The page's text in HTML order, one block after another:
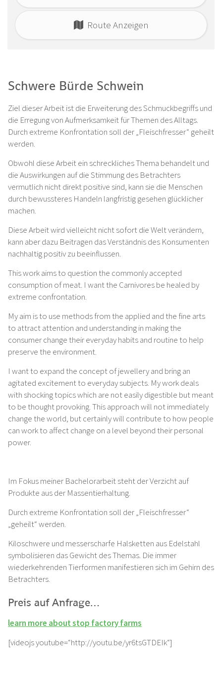
Route Anzeigen
Schwere Bürde Schwein
Ziel dieser Arbeit ist die Erweiterung des Schmuckbegriffs und
die Erregung von Aufmerksamkeit für Themen des Alltags.
Durch extreme Konfrontation soll der „Fleischfresser“ geheilt
werden.
Obwohl diese Arbeit ein schreckliches Thema behandelt und
die Auswirkungen auf die Stimmung des Betrachters
vermutlich nicht direkt positive sind, kann sie die Menschen
durch bewussteres Handeln langfristig gesehen glücklicher
machen.
Diese Arbeit wird vielleicht nicht sofort die Welt verändern,
kann aber dazu Beitragen das Verständnis des Konsumenten
nachhaltig positiv zu beeinflussen.
This work aims to question the commonly accepted
consumption of meat. I want the Carnivores be healed by
extreme confrontation.
My aim is to use methods from the applied and the fine arts
to attract attention and understanding in making the
consumer change their everyday habits and routine to help
preserve the environment.
I want to expand the concept of jewellery and bring an
agitated excitement to everyday subjects. My work deals
with shocking topics which are not easily digestible but meant
to be thought provoking. This approach will not immediately
change the world, but certainly will contribute to how people
can work to affect change on a level beyond their personal
power.
Im Fokus meiner Bachelorarbeit steht der Verzicht auf
Produkte aus der Massentierhaltung.
Durch extreme Konfrontation soll der „Fleischfresser“
„geheilt“ werden.
Kiloschwere und messerscharfe Halsketten aus Edelstahl
symbolisieren das Gewicht des Themas. Die immer
wiederkehrenden Tierformen manifestieren sich im Gehirn des
Betrachters.
Preis auf Anfrage…
learn more about stop factory farms
[videojs youtube=“http://youtu.be/yr6tsGTDEIk“]